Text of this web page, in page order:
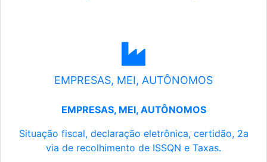
EMPRESAS, MEI, AUTÔNOMOS
EMPRESAS, MEI, AUTÔNOMOS
Situação fiscal, declaração eletrônica, certidão, 2a
via de recolhimento de ISSQN e Taxas.